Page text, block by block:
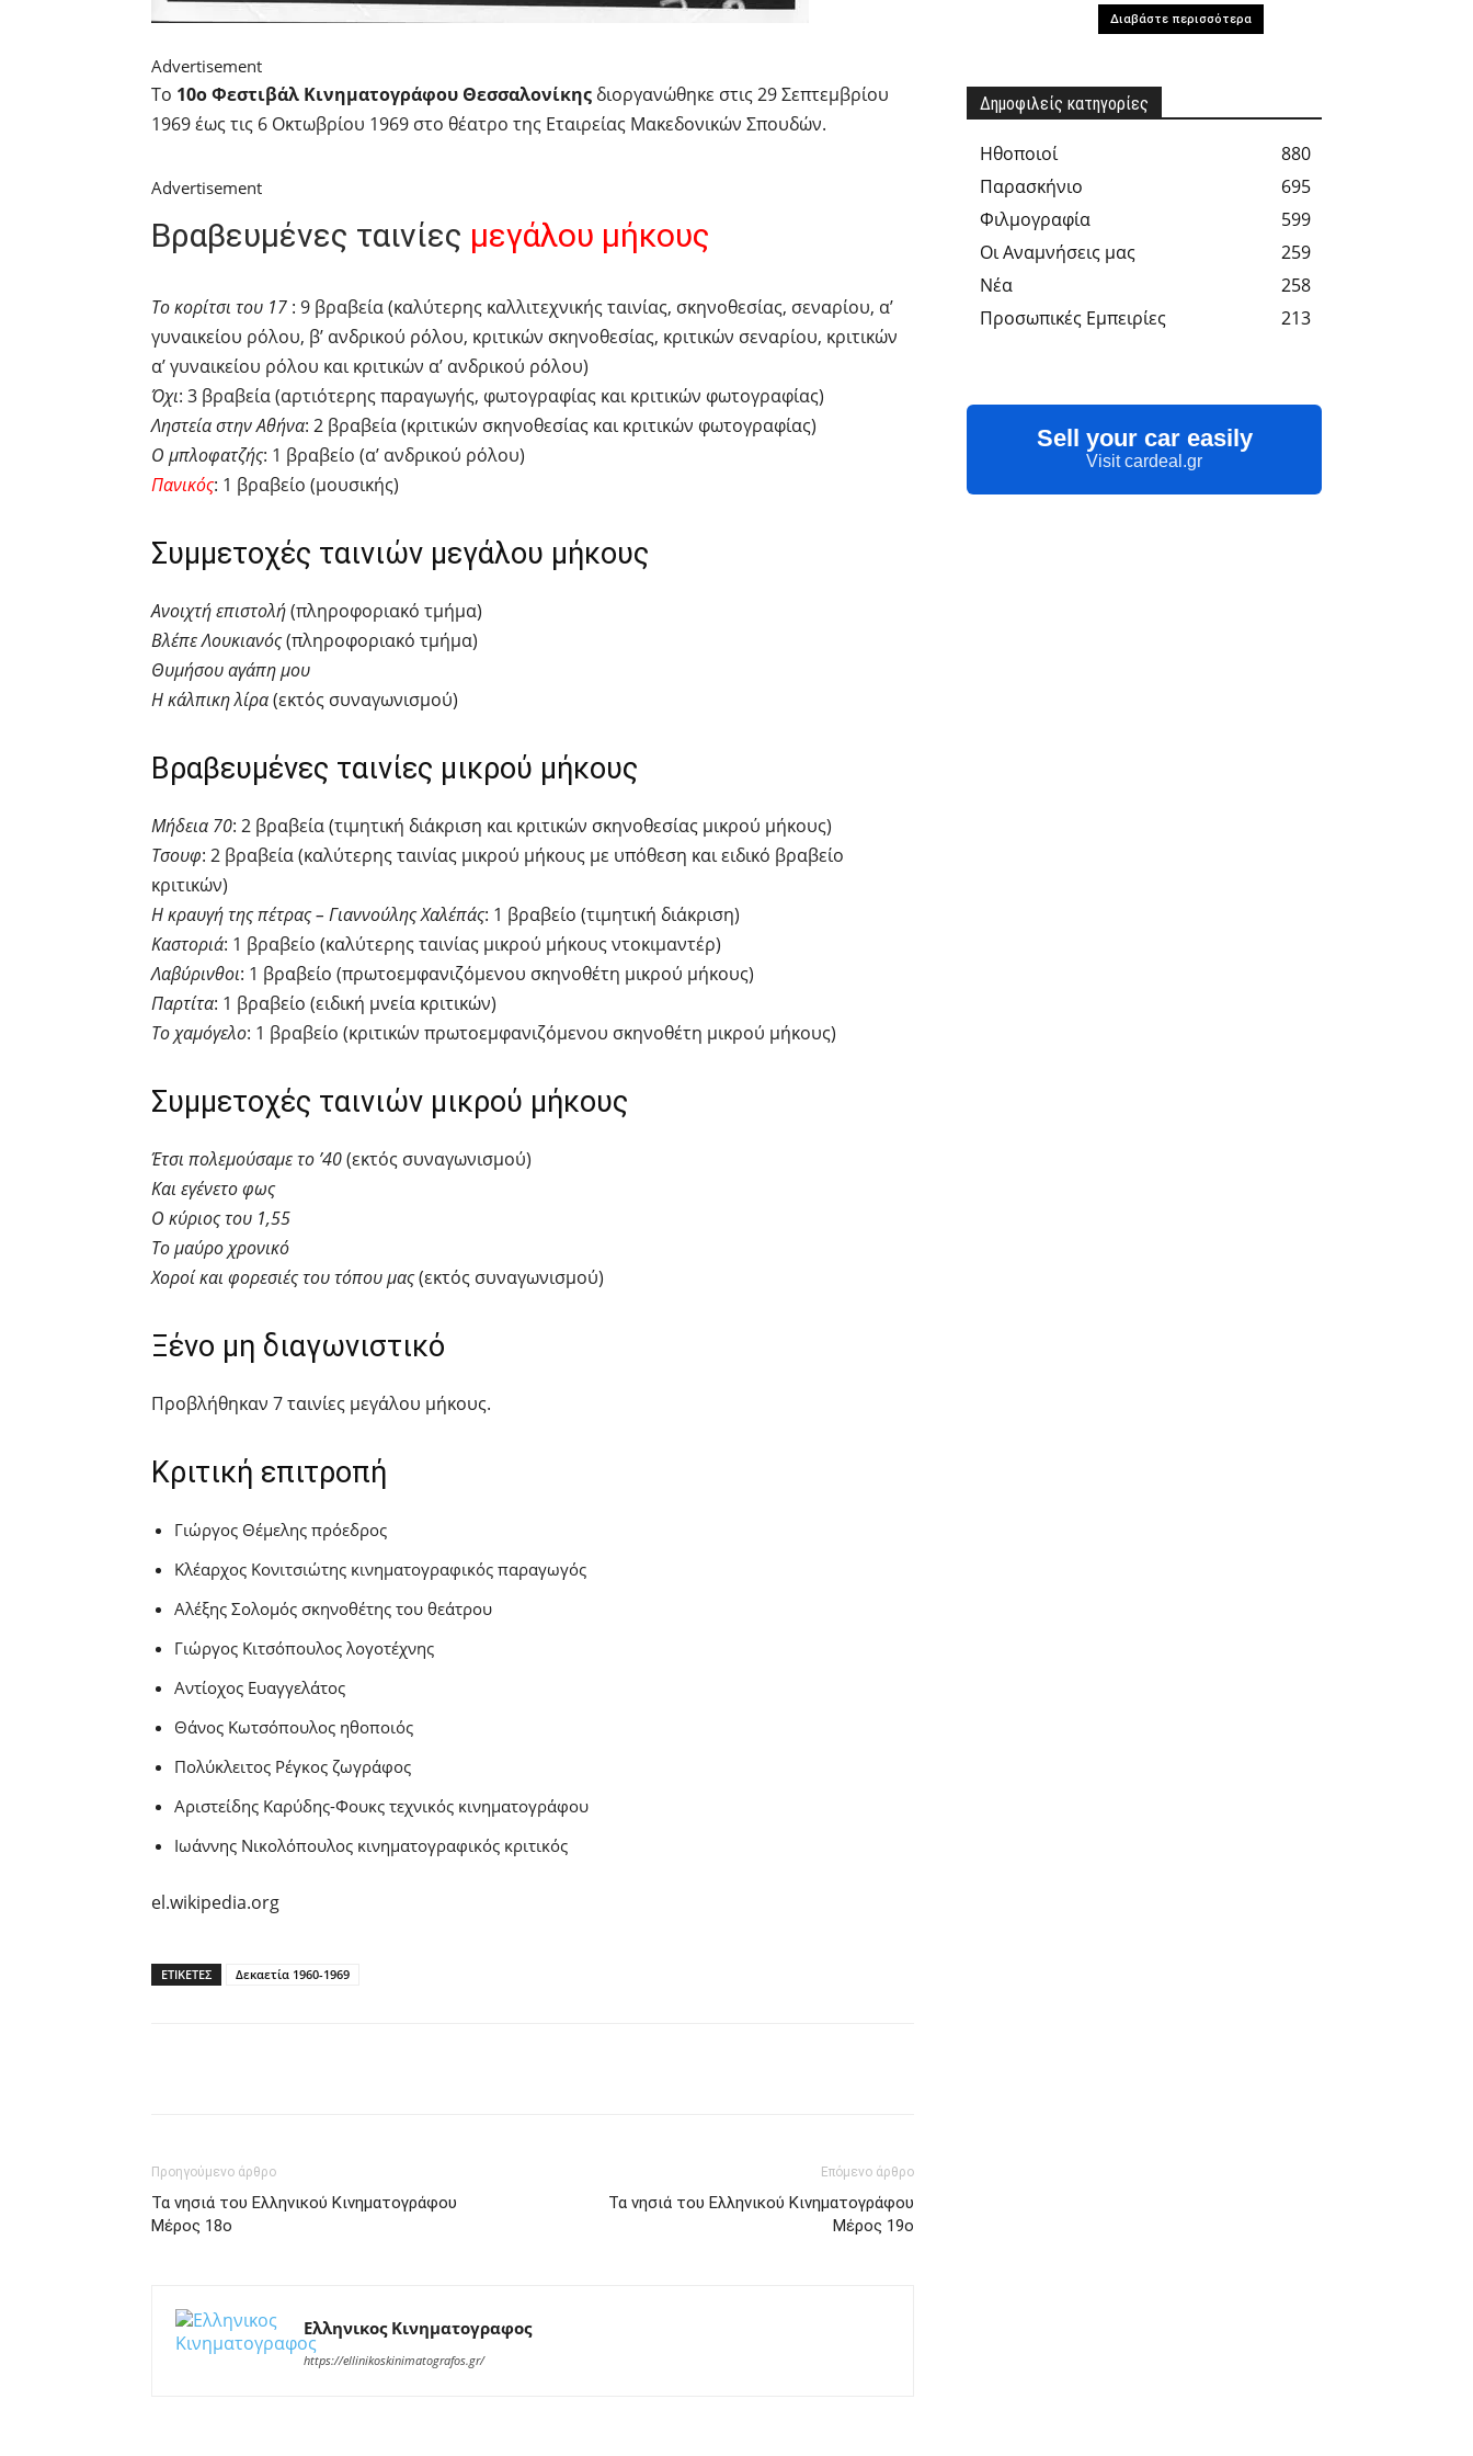
Advertisement
Το 10ο Φεστιβάλ Κινηματογράφου Θεσσαλονίκης διοργανώθηκε στις 29 Σεπτεμβρίου
1969 έως τις 6 Οκτωβρίου 1969 στο θέατρο της Εταιρείας Μακεδονικών Σπουδών.
Advertisement
Βραβευμένες ταινίες μεγάλου μήκους
Το κορίτσι του 17 : 9 βραβεία (καλύτερης καλλιτεχνικής ταινίας, σκηνοθεσίας, σεναρίου, α’
γυναικείου ρόλου, β’ ανδρικού ρόλου, κριτικών σκηνοθεσίας, κριτικών σεναρίου, κριτικών
α’ γυναικείου ρόλου και κριτικών α’ ανδρικού ρόλου)
Όχι: 3 βραβεία (αρτιότερης παραγωγής, φωτογραφίας και κριτικών φωτογραφίας)
Ληστεία στην Αθήνα: 2 βραβεία (κριτικών σκηνοθεσίας και κριτικών φωτογραφίας)
Ο μπλοφατζής: 1 βραβείο (α’ ανδρικού ρόλου)
Πανικός: 1 βραβείο (μουσικής)
Συμμετοχές ταινιών μεγάλου μήκους
Ανοιχτή επιστολή(πληροφοριακό τμήμα)
Βλέπε Λουκιανός(πληροφοριακό τμήμα)
Θυμήσου αγάπη μου
Η κάλπικη λίρα(εκτός συναγωνισμού)
Βραβευμένες ταινίες μικρού μήκους
Μήδεια 70: 2 βραβεία (τιμητική διάκριση και κριτικών σκηνοθεσίας μικρού μήκους)
Τσουφ: 2 βραβεία (καλύτερης ταινίας μικρού μήκους με υπόθεση και ειδικό βραβείο
κριτικών)
Η κραυγή της πέτρας – Γιαννούλης Χαλέπάς: 1 βραβείο (τιμητική διάκριση)
Καστοριά: 1 βραβείο (καλύτερης ταινίας μικρού μήκους ντοκιμαντέρ)
Λαβύρινθοι: 1 βραβείο (πρωτοεμφανιζόμενου σκηνοθέτη μικρού μήκους)
Παρτίτα: 1 βραβείο (ειδική μνεία κριτικών)
Το χαμόγελο: 1 βραβείο (κριτικών πρωτοεμφανιζόμενου σκηνοθέτη μικρού μήκους)
Συμμετοχές ταινιών μικρού μήκους
Έτσι πολεμούσαμε το ’40(εκτός συναγωνισμού)
Και εγένετο φως
Ο κύριος του 1,55
Το μαύρο χρονικό
Χοροί και φορεσιές του τόπου μας(εκτός συναγωνισμού)
Ξένο μη διαγωνιστικό
Προβλήθηκαν 7 ταινίες μεγάλου μήκους.
Κριτική επιτροπή
Γιώργος Θέμελης πρόεδρος
Κλέαρχος Κονιτσιώτης κινηματογραφικός παραγωγός
Αλέξης Σολομός σκηνοθέτης του θεάτρου
Γιώργος Κιτσόπουλος λογοτέχνης
Αντίοχος Ευαγγελάτος
Θάνος Κωτσόπουλος ηθοποιός
Πολύκλειτος Ρέγκος ζωγράφος
Αριστείδης Καρύδης-Φουκς τεχνικός κινηματογράφου
Ιωάννης Νικολόπουλος κινηματογραφικός κριτικός
el.wikipedia.org
ΕΤΙΚΕΤΕΣ Δεκαετία 1960-1969
Προηγούμενο άρθρο
Τα νησιά του Ελληνικού Κινηματογράφου
Μέρος 18ο
Επόμενο άρθρο
Τα νησιά του Ελληνικού Κινηματογράφου
Μέρος 19ο
Ελληνικος Κινηματογραφος
https://ellinikoskinimatografos.gr/
Διαβάστε περισσότερα
Δημοφιλείς κατηγορίες
Hθοποιοί
880
Παρασκήνιο
695
Φιλμογραφία
599
Οι Αναμνήσεις μας
259
Νέα
258
Προσωπικές Εμπειρίες
213
Sell your car easily
Visit cardeal.gr